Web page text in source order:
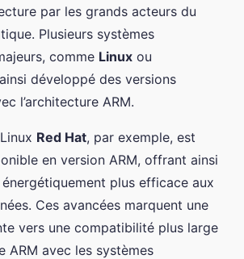
par les grands acteurs du
Plusieurs systèmes
comme Linux ou
développé des versions
l’architecture ARM.
Red Hat, par exemple, est
en version ARM, offrant ainsi
plus efficace aux
Ces avancées marquent une
vers une compatibilité plus large
ARM avec les systèmes